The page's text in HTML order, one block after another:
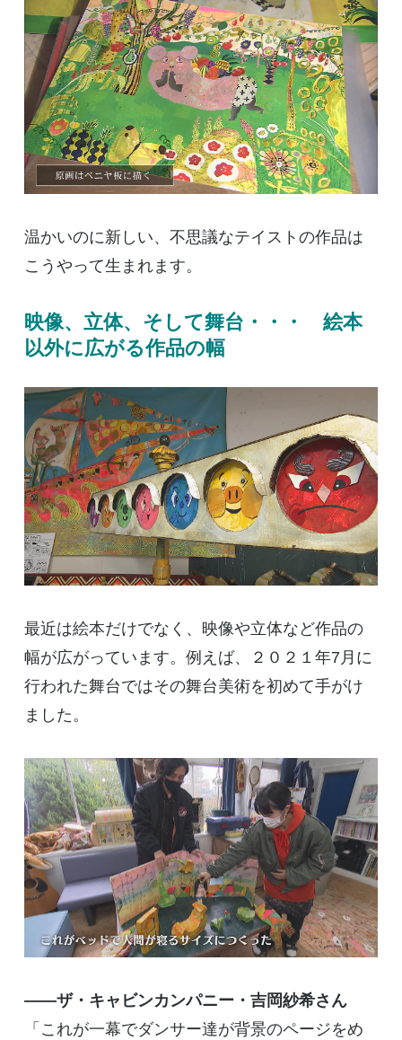
温かいのに新しい、不思議なテイストの作品は
こうやって生まれます。
映像、立体、そして舞台・・・ 絵本
以外に広がる作品の幅
最近は絵本だけでなく、映像や立体など作品の
幅が広がっています。例えば、２０２１年7月に
行われた舞台ではその舞台美術を初めて手がけ
ました。
――ザ・キャビンカンパニー・吉岡紗希さん
「これが一幕でダンサー達が背景のページをめ